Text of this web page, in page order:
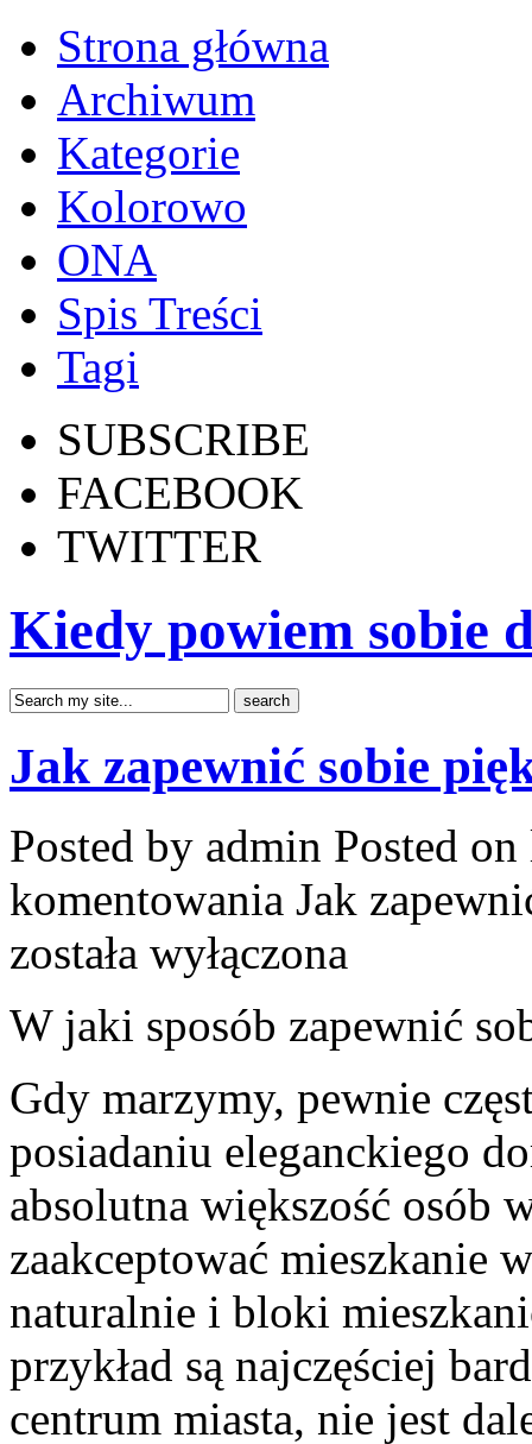
Strona główna
Archiwum
Kategorie
Kolorowo
ONA
Spis Treści
Tagi
SUBSCRIBE
FACEBOOK
TWITTER
Kiedy powiem sobie
Jak zapewnić sobie
Posted by admin Posted
komentowania Jak
została wyłączona
W jaki sposób zapewnić
Gdy marzymy, pewnie
posiadaniu eleganckiego
absolutna większość osób
zaakceptować mieszkanie
naturalnie i bloki
przykład są najczęściej
centrum miasta, nie jest